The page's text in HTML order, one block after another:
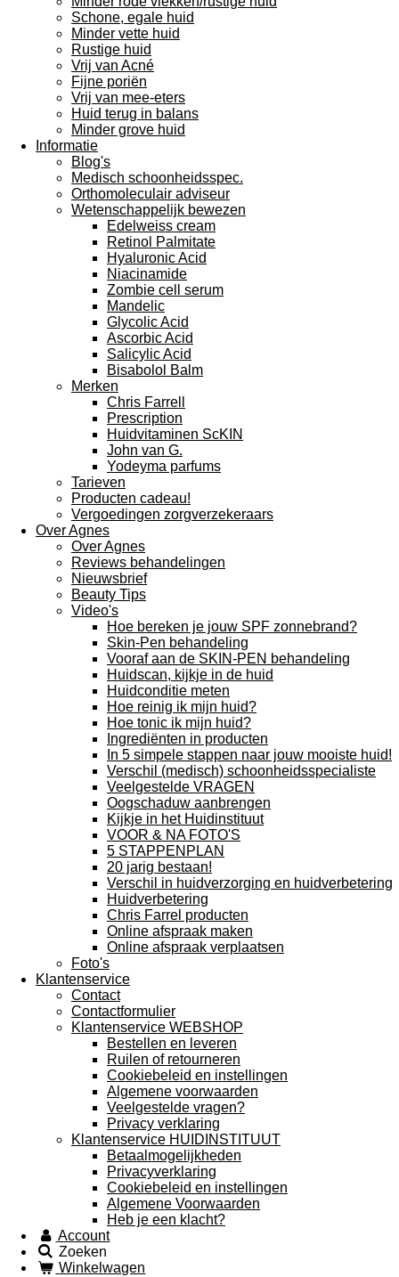
Schone, egale huid
Minder vette huid
Rustige huid
Vrij van Acné
Fijne poriën
Vrij van mee-eters
Huid terug in balans
Minder grove huid
Informatie
Blog's
Medisch schoonheidsspec.
Orthomoleculair adviseur
Wetenschappelijk bewezen
Edelweiss cream
Retinol Palmitate
Hyaluronic Acid
Niacinamide
Zombie cell serum
Mandelic
Glycolic Acid
Ascorbic Acid
Salicylic Acid
Bisabolol Balm
Merken
Chris Farrell
Prescription
Huidvitaminen ScKIN
John van G.
Yodeyma parfums
Tarieven
Producten cadeau!
Vergoedingen zorgverzekeraars
Over Agnes
Over Agnes
Reviews behandelingen
Nieuwsbrief
Beauty Tips
Video's
Hoe bereken je jouw SPF zonnebrand?
Skin-Pen behandeling
Vooraf aan de SKIN-PEN behandeling
Huidscan, kijkje in de huid
Huidconditie meten
Hoe reinig ik mijn huid?
Hoe tonic ik mijn huid?
Ingrediënten in producten
In 5 simpele stappen naar jouw mooiste huid!
Verschil (medisch) schoonheidsspecialiste
Veelgestelde VRAGEN
Oogschaduw aanbrengen
Kijkje in het Huidinstituut
VOOR & NA FOTO'S
5 STAPPENPLAN
20 jarig bestaan!
Verschil in huidverzorging en huidverbetering
Huidverbetering
Chris Farrel producten
Online afspraak maken
Online afspraak verplaatsen
Foto's
Klantenservice
Contact
Contactformulier
Klantenservice WEBSHOP
Bestellen en leveren
Ruilen of retourneren
Cookiebeleid en instellingen
Algemene voorwaarden
Veelgestelde vragen?
Privacy verklaring
Klantenservice HUIDINSTITUUT
Betaalmogelijkheden
Privacyverklaring
Cookiebeleid en instellingen
Algemene Voorwaarden
Heb je een klacht?
Account
Zoeken
Winkelwagen